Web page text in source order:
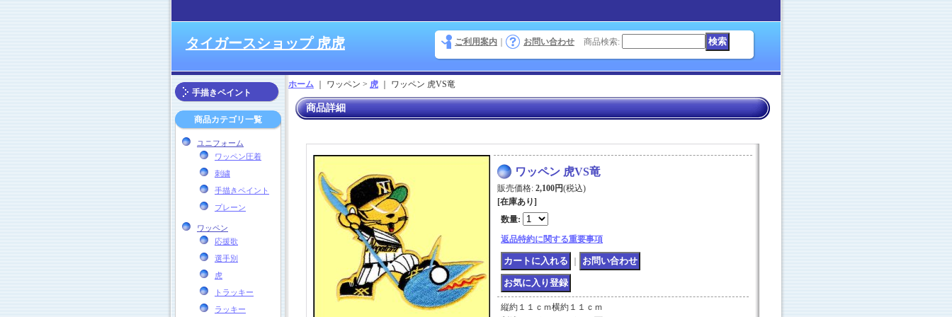
タイガースショップ 虎虎 ご利用案内 お問い合わせ 商品検索:
手描きペイント
商品カテゴリ一覧
ユニフォーム
ワッペン圧着
刺繍
手描きペイント
プレーン
ワッペン
応援歌
選手別
虎
トラッキー
ラッキー
ホーム ｜ ワッペン > 虎 ワッペン 虎VS竜
商品詳細
ワッペン 虎VS竜
販売価格: 2,100円(税込)
[在庫あり]
数量:
返品特約に関する重要事項
縦約１１ｃｍ横約１１ｃｍ